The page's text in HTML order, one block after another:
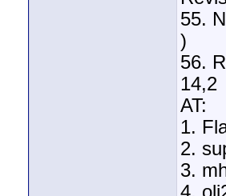
55.
)
56.
14,2
AT:
1.
2.
3.